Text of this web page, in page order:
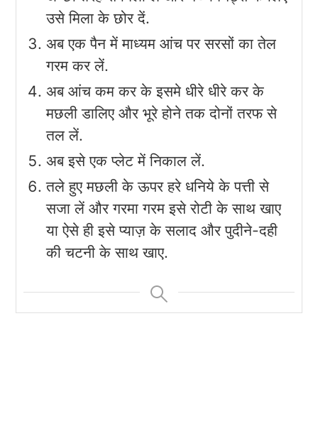
उसे मिला के छोर दें.
अब एक पैन में माध्यम आंच पर सरसों का तेल
गरम कर लें.
अब आंच कम कर के इसमे धीरे धीरे कर के
मछली डालिए और भूरे होने तक दोनों तरफ से
तल लें.
अब इसे एक प्लेट में निकाल लें.
तले हुए मछली के ऊपर हरे धनिये के पत्ती से
सजा लें और गरमा गरम इसे रोटी के साथ खाए
या ऐसे ही इसे प्याज़ के सलाद और पुदीने-दही
की चटनी के साथ खाए.